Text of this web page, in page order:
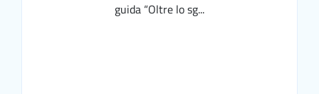
guida “Oltre lo sg...